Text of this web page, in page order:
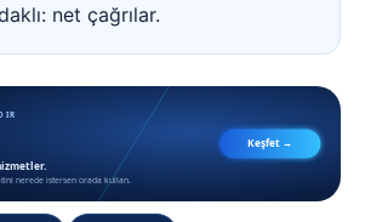
net çağrılar.
nerede istersen orada kullan.
Keşfet →